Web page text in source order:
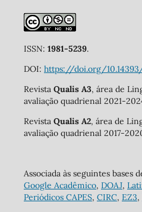
ISSN: 1981-5239.
DOI: https://doi.org/
Revista Qualis A3, área de
avaliação quadrienal 2021-
Revista Qualis A2, área de
avaliação quadrienal 2017-
Associada às seguintes bases
Google Acadêmico, DOAJ,
Periódicos CAPES, CIRC, EZ3,